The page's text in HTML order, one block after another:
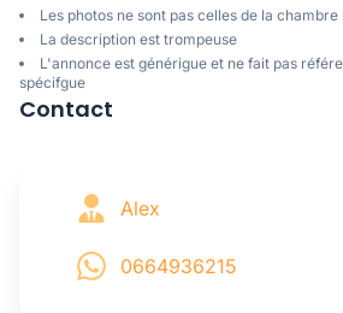
Les photos ne sont pas celles de la chambre
La description est trompeuse
L'annonce est générigue et ne fait pas
spécifgue
Contact
Alex
0664936215